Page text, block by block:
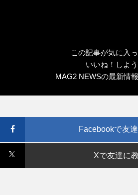
この記事が気に入
いいね！しよう
MAG2 NEWSの最新情
Facebookで友
Xで友達に